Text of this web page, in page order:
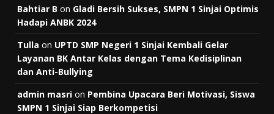
Bahtiar B on Gladi Bersih Sukses, SMPN 1 Sinjai Optimis
Hadapi ANBK 2024
Tulla on UPTD SMP Negeri 1 Sinjai Kembali Gelar
Layanan BK Antar Kelas dengan Tema Kedisiplinan
dan Anti-Bullying
admin masri on Pembina Upacara Beri Motivasi, Siswa
SMPN 1 Sinjai Siap Berkompetisi